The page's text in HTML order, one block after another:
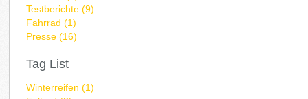
Testberichte (9)
Fahrrad (1)
Presse (16)
Tag List
Winterreifen (1)